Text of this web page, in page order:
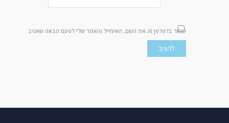
שמור בדפדפן זה את השם, האימייל והאתר שלי לפעם הבאה שאגיב.